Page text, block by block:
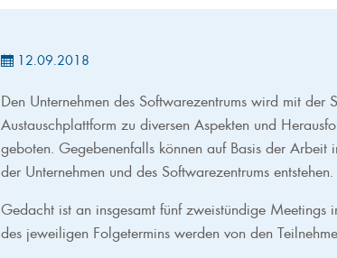
12.09.2018
Den Unternehmen des Softwarezentrums wird mit der
Austauschplattform zu diversen Aspekten und
geboten. Gegebenenfalls können auf Basis der Arbeit
der Unternehmen und des Softwarezentrums entstehen.
Gedacht ist an insgesamt fünf zweistündige Meetings
des jeweiligen Folgetermins werden von den